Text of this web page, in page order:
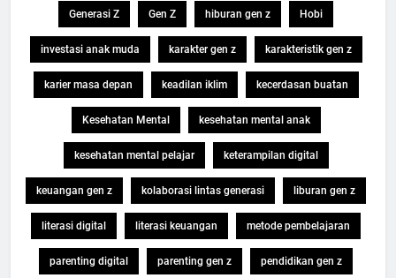
Generasi Z Gen Z hiburan gen z Hobi
investasi anak muda karakter gen z karakteristik gen z
karier masa depan keadilan iklim kecerdasan buatan
Kesehatan Mental kesehatan mental anak
kesehatan mental pelajar keterampilan digital
keuangan gen z kolaborasi lintas generasi liburan gen z
literasi digital literasi keuangan metode pembelajaran
parenting digital parenting gen z pendidikan gen z